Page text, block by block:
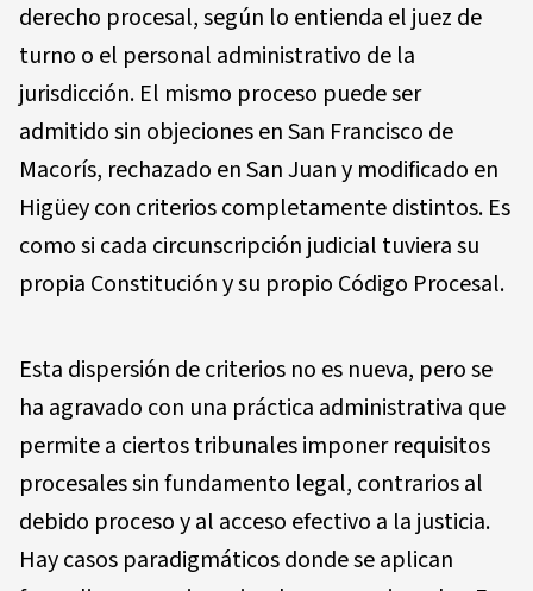
derecho procesal, según lo entienda el juez de
turno o el personal administrativo de la
jurisdicción. El mismo proceso puede ser
admitido sin objeciones en San Francisco de
Macorís, rechazado en San Juan y modificado en
Higüey con criterios completamente distintos. Es
como si cada circunscripción judicial tuviera su
propia Constitución y su propio Código Procesal.
Esta dispersión de criterios no es nueva, pero se
ha agravado con una práctica administrativa que
permite a ciertos tribunales imponer requisitos
procesales sin fundamento legal, contrarios al
debido proceso y al acceso efectivo a la justicia.
Hay casos paradigmáticos donde se aplican